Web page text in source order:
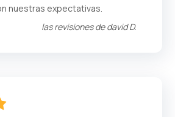
nuestras expectativas.
las revisiones dedavid D.